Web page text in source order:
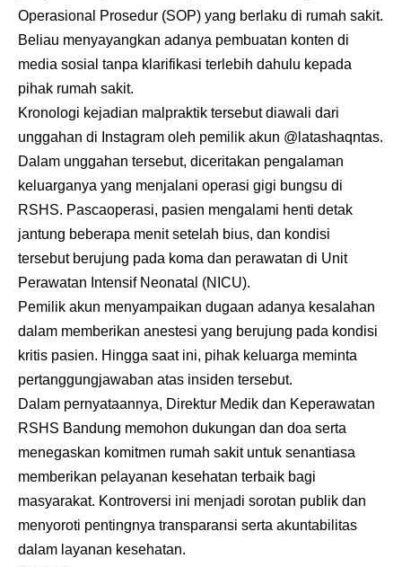
Operasional Prosedur (SOP) yang berlaku di rumah sakit.
Beliau menyayangkan adanya pembuatan konten di
media sosial tanpa klarifikasi terlebih dahulu kepada
pihak rumah sakit.
Kronologi kejadian malpraktik tersebut diawali dari
unggahan di Instagram oleh pemilik akun @latashaqntas.
Dalam unggahan tersebut, diceritakan pengalaman
keluarganya yang menjalani operasi gigi bungsu di
RSHS. Pascaoperasi, pasien mengalami henti detak
jantung beberapa menit setelah bius, dan kondisi
tersebut berujung pada koma dan perawatan di Unit
Perawatan Intensif Neonatal (NICU).
Pemilik akun menyampaikan dugaan adanya kesalahan
dalam memberikan anestesi yang berujung pada kondisi
kritis pasien. Hingga saat ini, pihak keluarga meminta
pertanggungjawaban atas insiden tersebut.
Dalam pernyataannya, Direktur Medik dan Keperawatan
RSHS Bandung memohon dukungan dan doa serta
menegaskan komitmen rumah sakit untuk senantiasa
memberikan pelayanan kesehatan terbaik bagi
masyarakat. Kontroversi ini menjadi sorotan publik dan
menyoroti pentingnya transparansi serta akuntabilitas
dalam layanan kesehatan.